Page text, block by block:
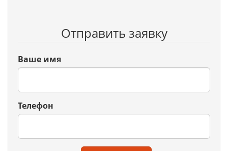
Отправить заявку
Ваше имя
Телефон